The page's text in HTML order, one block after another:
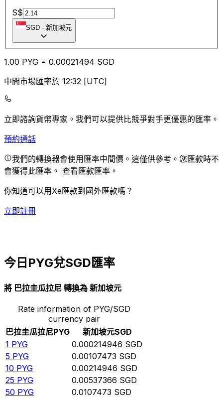
S$
SGD - 新加坡元
1.00 PYG = 0.00021494 SGD
中間市場匯率於 12:32 [UTC]
立即諮詢貨幣專家。 我們可以提供比競爭對手更優惠的匯率。
預約通話
我們的轉換器會使用匯率中間價。這僅供參考。您匯款時不
會獲得此匯率。 查看匯款匯率。
你知道可以用Xe匯款到國外匯款嗎？
立即註冊
今日PYG兌SGD匯率
將 巴拉圭瓜拉尼 轉換為 新加坡元
Rate information of PYG/SGD
currency pair
巴拉圭瓜拉尼PYG 新加坡元SGD
1 PYG 0.000214946 SGD
5 PYG 0.00107473 SGD
10 PYG 0.00214946 SGD
25 PYG 0.00537366 SGD
50 PYG 0.0107473 SGD